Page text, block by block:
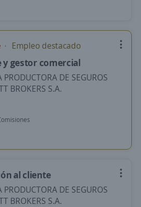
Empleo destacado
y gestor comercial
PRODUCTORA DE SEGUROS
BROKERS S.A.
al cliente
PRODUCTORA DE SEGUROS
BROKERS S.A.